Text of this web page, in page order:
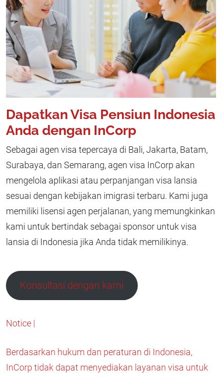
Dapatkan Visa Pensiun Indonesia
Anda dengan InCorp
Sebagai agen visa tepercaya di Bali, Jakarta, Batam,
Surabaya, dan Semarang, agen visa InCorp akan
mengelola aplikasi atau perpanjangan visa lansia
sesuai dengan kebijakan imigrasi terbaru. Kami juga
memiliki lisensi agen perjalanan, yang memungkinkan
kami untuk bertindak sebagai sponsor untuk visa
lansia di Indonesia jika Anda tidak memilikinya.
Konsultasi dengan kami
Notice |
Berdasarkan hukum dan peraturan di Indonesia,
InCorp tidak dapat menyediakan layanan visa untuk